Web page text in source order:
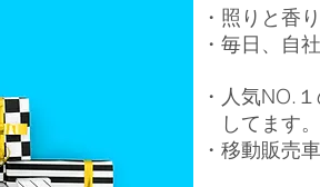
・照りと香
・毎日、自
・人気NO.
してます。
・移動販